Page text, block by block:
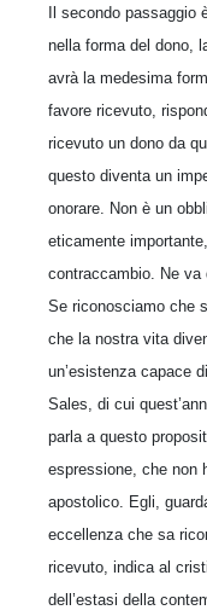
Il secondo passaggio
nella forma del dono,
avrà la medesima
favore ricevuto,
ricevuto un dono da
questo diventa un
onorare. Non è un
eticamente
contraccambio. Ne va
Se riconosciamo che
che la nostra vita
un’esistenza capace
Sales, di cui
parla a questo
espressione, che non
apostolico. Egli,
eccellenza che sa
ricevuto, indica al
dell’estasi della